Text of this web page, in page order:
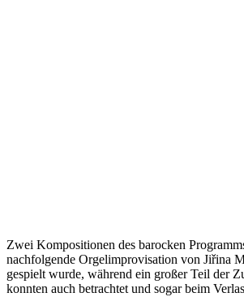
Zwei Kompositionen des barocken
nachfolgende Orgelimprovisation von Jiřina
gespielt wurde, während ein großer Teil der
konnten auch betrachtet und sogar beim